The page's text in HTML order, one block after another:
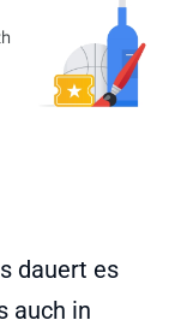
dauert es
auch in